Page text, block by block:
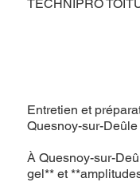
TECHNIPRO
Entretien et
Quesnoy-sur-
À Quesnoy-sur-
gel** et